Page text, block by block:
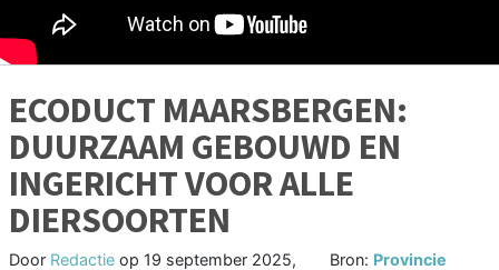
ECODUCT MAARSBERGEN:
DUURZAAM GEBOUWD EN
INGERICHT VOOR ALLE
DIERSOORTEN
Door Redactie op 19 september 2025,
Bron: Provincie